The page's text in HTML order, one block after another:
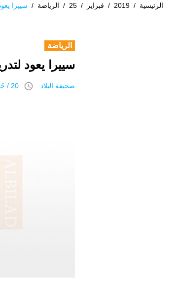
الرئيسية /
2019
/ فبراير /
25
/ الرياضة / سييرا
الرياضة
سييرا يعود
صحيفة البلاد access_time 20 / جُمادى اﻵخرة / 1440 هـ 25 فبراير 2019